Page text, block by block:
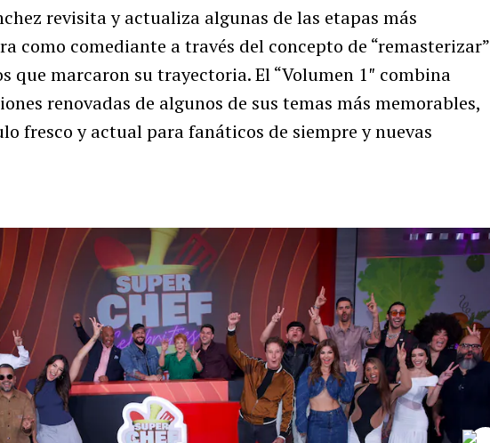
revisita y actualiza algunas de las etapas más
como comediante a través del concepto de “remasterizar”
que marcaron su trayectoria. El “Volumen 1″ combina
renovadas de algunos de sus temas más memorables,
fresco y actual para fanáticos de siempre y nuevas